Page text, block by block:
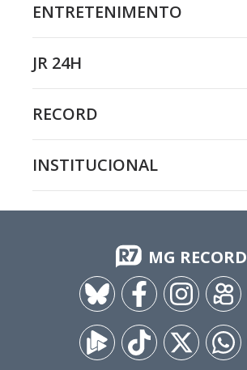
ENTRETENIMENTO
JR 24H
RECORD
INSTITUCIONAL
MG RECORD